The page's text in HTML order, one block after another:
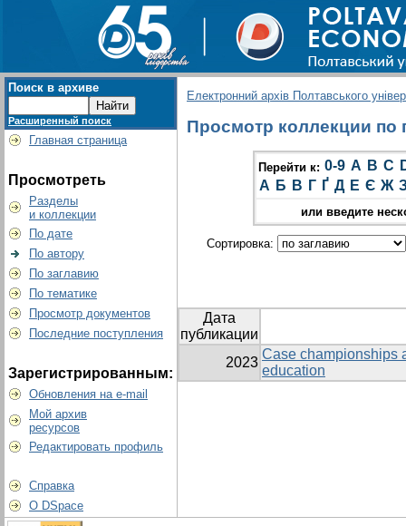
Поиск в архиве
Расширенный поиск
Главная страница
Просмотреть
Разделы
и коллекции
По дате
По автору
По заглавию
По тематике
Просмотр документов
Последние поступления
Зарегистрированным:
Обновления на e-mail
Мой архив
ресурсов
Редактировать профиль
Справка
О DSpace
Електронний архів Полтавського
Просмотр коллекции по
Перейти к: 0-9 A B C
А Б В Г Ґ Д Е Є Ж
или введите
Сортировка:
Дата
публикации
2023
Case championships
education